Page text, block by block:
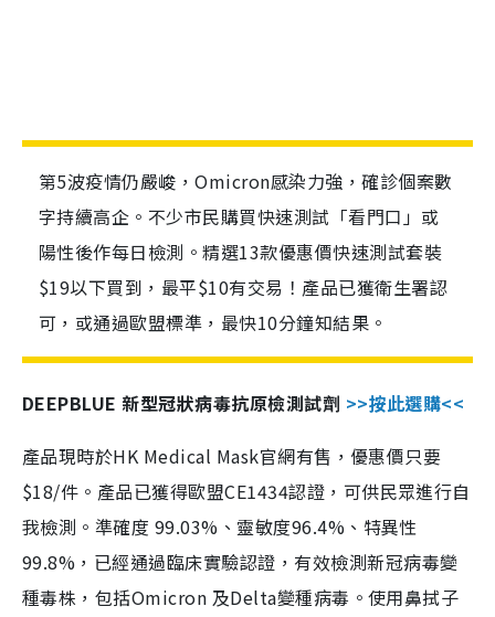
第5波疫情仍嚴峻，Omicron感染力強，確診個案數
字持續高企。不少市民購買快速測試「看門口」或
陽性後作每日檢測。精選13款優惠價快速測試套裝
$19以下買到，最平$10有交易！產品已獲衛生署認
可，或通過歐盟標準，最快10分鐘知結果。
DEEPBLUE 新型冠狀病毒抗原檢測試劑 >>按此選購<<
產品現時於HK Medical Mask官網有售，優惠價只要
$18/件。產品已獲得歐盟CE1434認證，可供民眾進行自
我檢測。準確度 99.03%、靈敏度96.4%、特異性
99.8%，已經通過臨床實驗認證，有效檢測新冠病毒變
種毒株，包括Omicron 及Delta變種病毒。使用鼻拭子